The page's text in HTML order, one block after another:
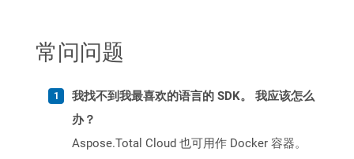
常问问题
我找不到我最喜欢的语言的 SDK。 我应该怎么
办？
Aspose.Total Cloud 也可用作 Docker 容器。